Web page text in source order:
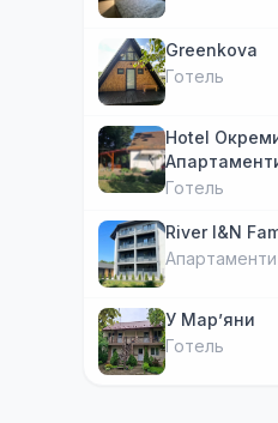
Greenkova
Готель
Hotel
Готель
River I&N
Апартаменти
У Марʼяни
Готель